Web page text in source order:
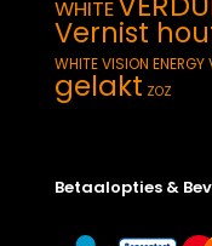
WHITE
Vernist
WHITEVISION ENERGY
gelakt ZOZ
Betaalopties &